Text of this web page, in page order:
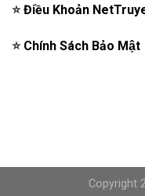
⭐️Điều Khoản
⭐️ Chính Sách Bảo Mật
Copyright